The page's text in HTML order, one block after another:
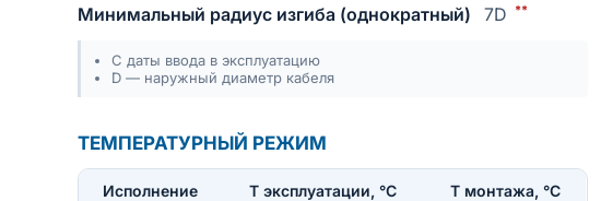
Минимальный радиус изгиба (однократный) 7D **
С даты ввода в эксплуатацию
D — наружный диаметр кабеля
ТЕМПЕРАТУРНЫЙ РЕЖИМ
Исполнение T эксплуатации, °С Т монтажа, °С